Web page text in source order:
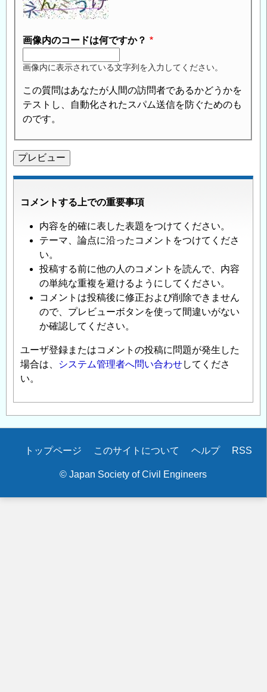
画像内のコードは何ですか？
画像内に表示されている文字列を入力してください。
この質問はあなたが人間の訪問者であるかどうかを
テストし、自動化されたスパム送信を防ぐためのも
のです。
コメントする上での重要事項
内容を的確に表した表題をつけてください。
テーマ、論点に沿ったコメントをつけてくださ
い。
投稿する前に他の人のコメントを読んで、内容
の単純な重複を避けるようにしてください。
コメントは投稿後に修正および削除できません
ので、プレビューボタンを使って間違いがない
か確認してください。
ユーザ登録またはコメントの投稿に問題が発生した
場合は、
システム管理者へ問い合わせしてくださ
い。
Secondary
トップページ このサイトについて ヘルプ RSS
© Japan Society of Civil Engineers